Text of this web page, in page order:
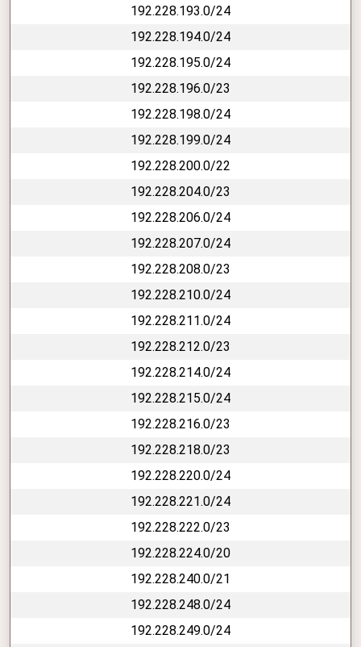
192.228.193.0/24
192.228.194.0/24
192.228.195.0/24
192.228.196.0/23
192.228.198.0/24
192.228.199.0/24
192.228.200.0/22
192.228.204.0/23
192.228.206.0/24
192.228.207.0/24
192.228.208.0/23
192.228.210.0/24
192.228.211.0/24
192.228.212.0/23
192.228.214.0/24
192.228.215.0/24
192.228.216.0/23
192.228.218.0/23
192.228.220.0/24
192.228.221.0/24
192.228.222.0/23
192.228.224.0/20
192.228.240.0/21
192.228.248.0/24
192.228.249.0/24